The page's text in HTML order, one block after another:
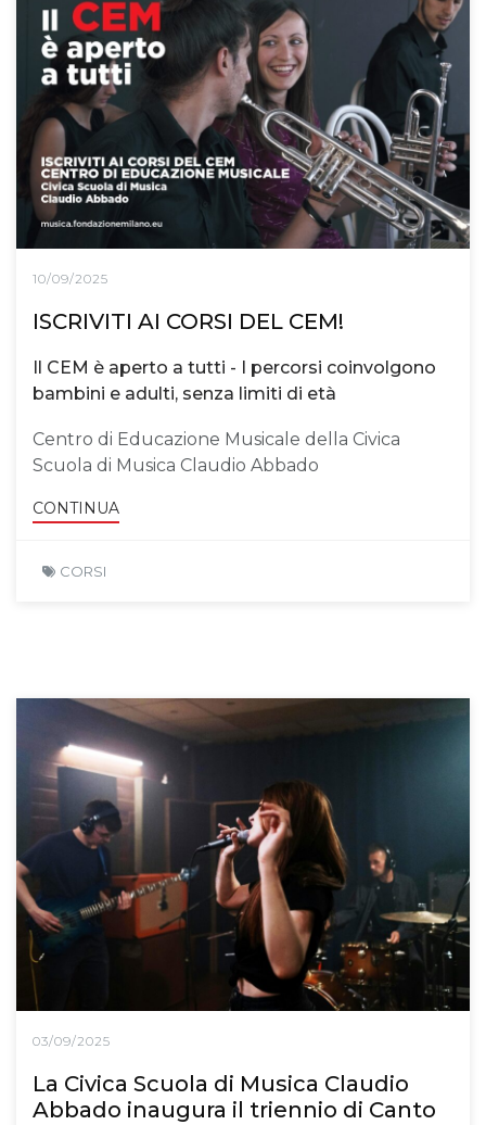
10/09/2025
ISCRIVITI AI CORSI DEL CEM!
Il CEM è aperto a tutti - I percorsi coinvolgono
bambini e adulti, senza limiti di età
Centro di Educazione Musicale della Civica
Scuola di Musica Claudio Abbado
CONTINUA
CORSI
03/09/2025
La Civica Scuola di Musica Claudio
Abbado inaugura il triennio di Canto